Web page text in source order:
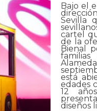
Bajo el
Sevilla
cartel
de la
Bienal
está
edades
12
diseños